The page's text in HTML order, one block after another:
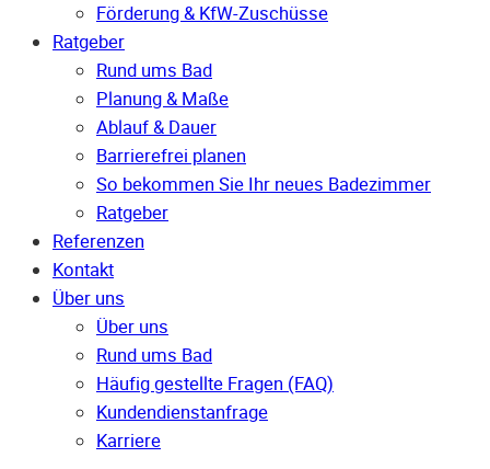
Förderung & KfW-Zuschüsse
Ratgeber
Rund ums Bad
Planung & Maße
Ablauf & Dauer
Barrierefrei planen
So bekommen Sie Ihr neues Badezimmer
Ratgeber
Referenzen
Kontakt
Über uns
Über uns
Rund ums Bad
Häufig gestellte Fragen (FAQ)
Kunden­dienst­anfrage
Karriere